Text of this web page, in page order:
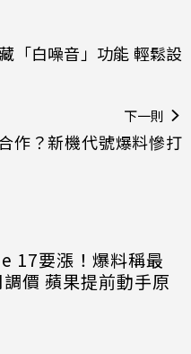
「白噪音」功能 輕鬆設
下一則
作？新機代號爆料慘打
17要漲！爆料稱最
價 蘋果提前動手原